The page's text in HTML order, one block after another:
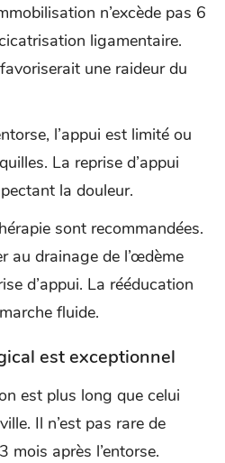
n’excède pas 6
ligamentaire.
une raideur du
l’appui est limité ou
La reprise d’appui
la douleur.
sont recommandées.
au drainage de l’œdème
d’appui. La rééducation
fluide.
est exceptionnel
est plus long que celui
Il n’est pas rare de
mois après l’entorse.